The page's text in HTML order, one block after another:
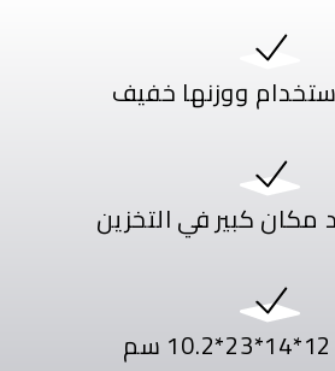
ووزنها خفيف
كبير في التخزين